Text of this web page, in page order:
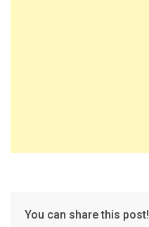
You can share this post!